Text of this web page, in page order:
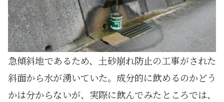
急傾斜地であるため、土砂崩れ防止の工事がされた
斜面から水が湧いていた。成分的に飲めるのかどう
かは分からないが、実際に飲んでみたところでは、